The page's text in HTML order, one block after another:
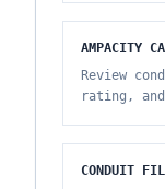
AMPACITY
Review
rating,
CONDUIT